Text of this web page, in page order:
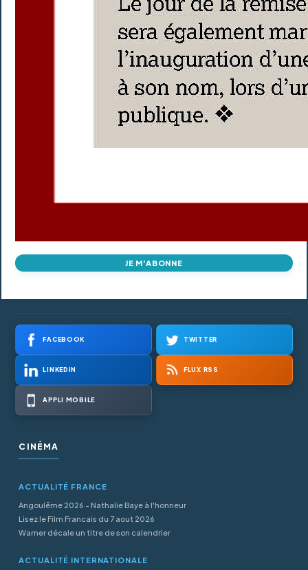
JE M'ABONNE
FACEBOOK TWITTER
LINKEDIN FLUX RSS
APPLI MOBILE
CINÉMA
ACTUALITÉ FRANCE
Angoulême 2026 - Nathalie Baye à l'honneur
Lisez le Film Francais du 7 aout 2026
Warner décale un titre de son calendrier
ACTUALITÉ INTERNATIONALE